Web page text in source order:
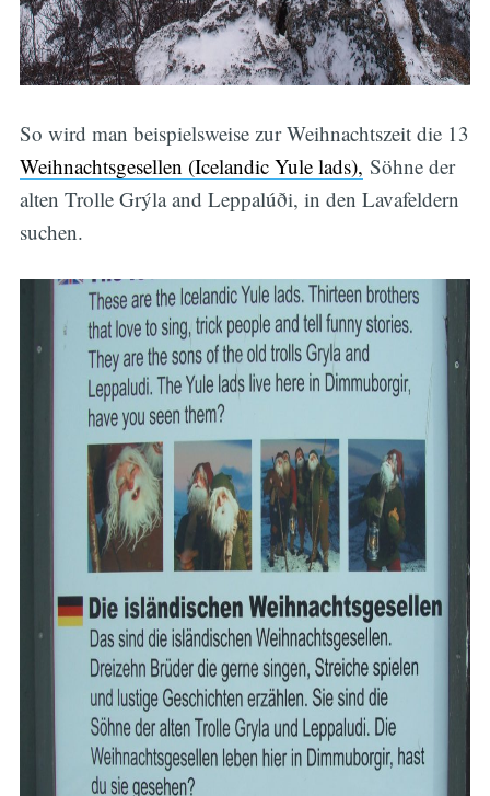
So wird man beispielsweise zur Weihnachtszeit die 13
Weihnachtsgesellen (Icelandic Yule lads), Söhne der
alten Trolle Grýla and Leppalúði, in den Lavafeldern
suchen.